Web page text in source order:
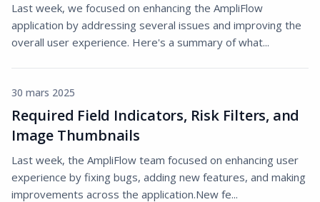
Last week, we focused on enhancing the AmpliFlow
application by addressing several issues and improving the
overall user experience. Here's a summary of what...
30 mars 2025
Required Field Indicators, Risk Filters, and
Image Thumbnails
Last week, the AmpliFlow team focused on enhancing user
experience by fixing bugs, adding new features, and making
improvements across the application.New fe...